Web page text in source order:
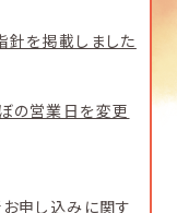
針を掲載しました
の営業日を変更
申し込みに関す